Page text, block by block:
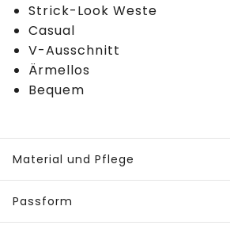
Strick-Look Weste
Casual
V-Ausschnitt
Ärmellos
Bequem
Material und Pflege
Passform